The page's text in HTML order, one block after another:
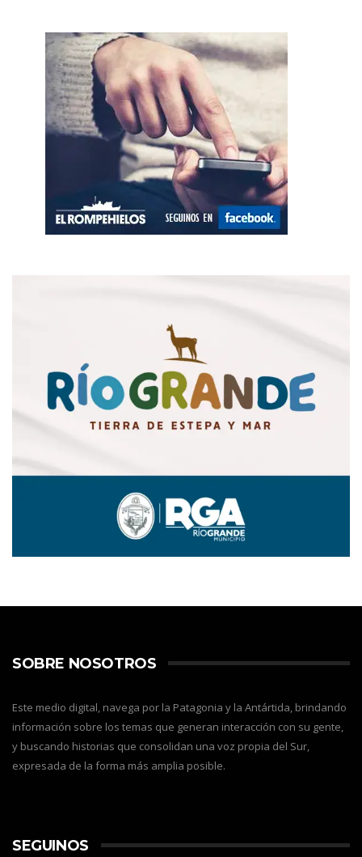
SOBRE NOSOTROS
Este medio digital, navega por la Patagonia y la Antártida, brindando
información sobre los temas que generan interacción con su gente,
y buscando historias que consolidan una voz propia del Sur,
expresada de la forma más amplia posible.
SEGUINOS